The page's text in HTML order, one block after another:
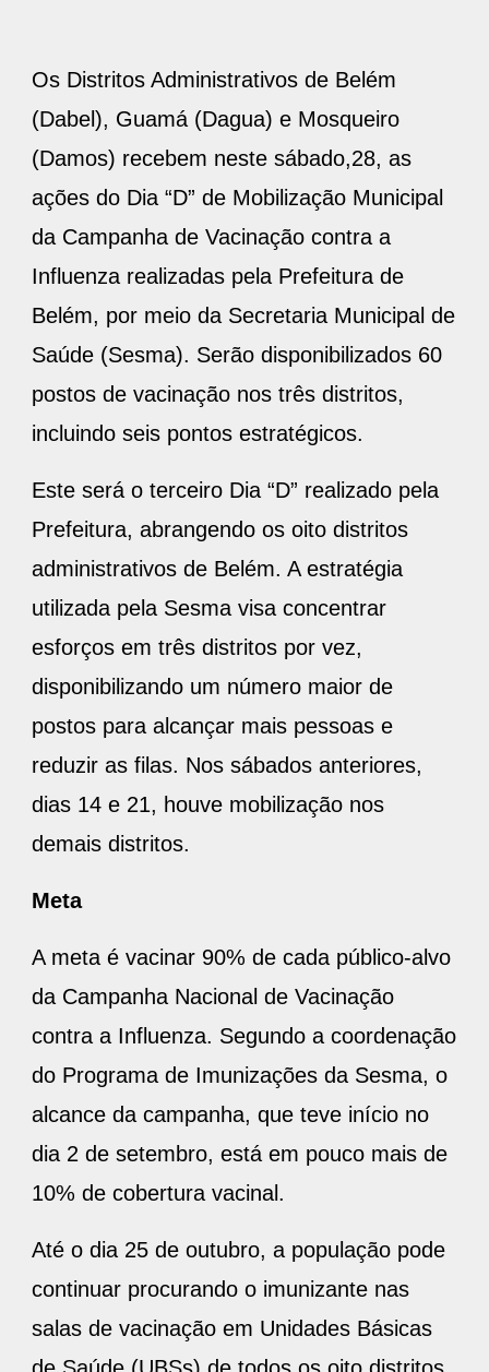
Os Distritos Administrativos de Belém
(Dabel), Guamá (Dagua) e Mosqueiro
(Damos) recebem neste sábado,28, as
ações do Dia “D” de Mobilização Municipal
da Campanha de Vacinação contra a
Influenza realizadas pela Prefeitura de
Belém, por meio da Secretaria Municipal de
Saúde (Sesma). Serão disponibilizados 60
postos de vacinação nos três distritos,
incluindo seis pontos estratégicos.
Este será o terceiro Dia “D” realizado pela
Prefeitura, abrangendo os oito distritos
administrativos de Belém. A estratégia
utilizada pela Sesma visa concentrar
esforços em três distritos por vez,
disponibilizando um número maior de
postos para alcançar mais pessoas e
reduzir as filas. Nos sábados anteriores,
dias 14 e 21, houve mobilização nos
demais distritos.
Meta
A meta é vacinar 90% de cada público-alvo
da Campanha Nacional de Vacinação
contra a Influenza. Segundo a coordenação
do Programa de Imunizações da Sesma, o
alcance da campanha, que teve início no
dia 2 de setembro, está em pouco mais de
10% de cobertura vacinal.
Até o dia 25 de outubro, a população pode
continuar procurando o imunizante nas
salas de vacinação em Unidades Básicas